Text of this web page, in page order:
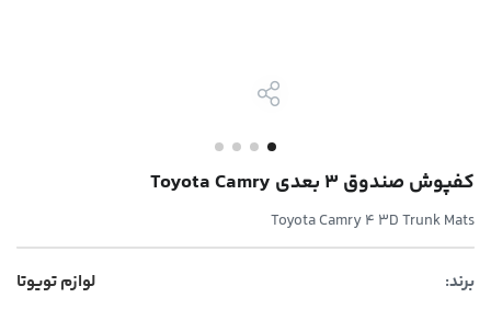
کفپوش صندوق ۳ بعدی Toyota Camry
Toyota Camry 4 3D Trunk Mats
برند: لوازم تویوتا